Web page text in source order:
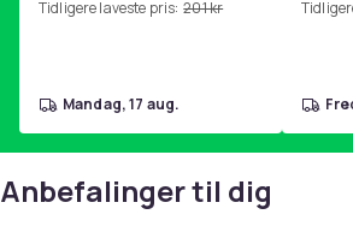
Produktsikkerhetsinformasjon
hjemmegymnastikk Pink
Tidligere laveste pris: 201 kr
mandag, 17 aug.
Anbefalinger til dig